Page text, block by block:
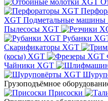
XGT Подметальные машины
Пылесосы XGT
Рубанки
Скарификаторы XGT
(косы) XGT
Чайники XGT
Грузоподъёмное
Присоски